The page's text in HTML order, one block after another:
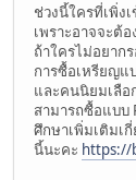
ช่วงนี้ใครที่เพิ่ง
เพราะอาจจะต้
ถ้าใครไม่อยาก
การซื้อเหรียญแ
และคนนิยมเลือ
สามารถซื้อแบบ
ศึกษาเพิ่มเติมเ
นี้นะคะ https://